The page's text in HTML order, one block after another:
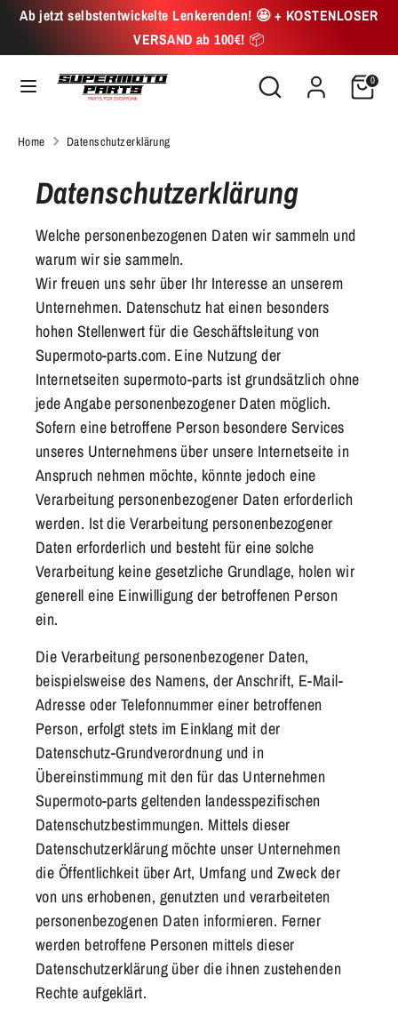
Skip
content
Ab jetzt selbstentwickelte Lenkerenden! 🤩 + KOSTENLOSER
VERSAND ab 100€! 📦
Search
Search
0
SearchSearch
Home Datenschutzerklärung
Datenschutzerklärung
Welche personenbezogenen Daten wir sammeln und
warum wir sie sammeln.
Wir freuen uns sehr über Ihr Interesse an unserem
Unternehmen. Datenschutz hat einen besonders
hohen Stellenwert für die Geschäftsleitung von
Supermoto-parts.com. Eine Nutzung der
Internetseiten supermoto-parts ist grundsätzlich ohne
jede Angabe personenbezogener Daten möglich.
Sofern eine betroffene Person besondere Services
unseres Unternehmens über unsere Internetseite in
Anspruch nehmen möchte, könnte jedoch eine
Verarbeitung personenbezogener Daten erforderlich
werden. Ist die Verarbeitung personenbezogener
Daten erforderlich und besteht für eine solche
Verarbeitung keine gesetzliche Grundlage, holen wir
generell eine Einwilligung der betroffenen Person
ein.
Die Verarbeitung personenbezogener Daten,
beispielsweise des Namens, der Anschrift, E-Mail-
Adresse oder Telefonnummer einer betroffenen
Person, erfolgt stets im Einklang mit der
Datenschutz-Grundverordnung und in
Übereinstimmung mit den für das Unternehmen
Supermoto-parts geltenden landesspezifischen
Datenschutzbestimmungen. Mittels dieser
Datenschutzerklärung möchte unser Unternehmen
die Öffentlichkeit über Art, Umfang und Zweck der
von uns erhobenen, genutzten und verarbeiteten
personenbezogenen Daten informieren. Ferner
werden betroffene Personen mittels dieser
Datenschutzerklärung über die ihnen zustehenden
Rechte aufgeklärt.